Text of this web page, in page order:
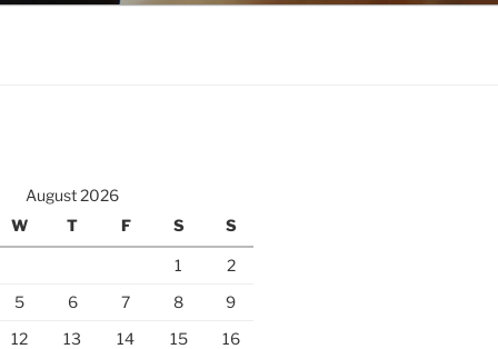
August 2026
W T F S S
1
2
5 6 7 8
9
12 13 14 15
16